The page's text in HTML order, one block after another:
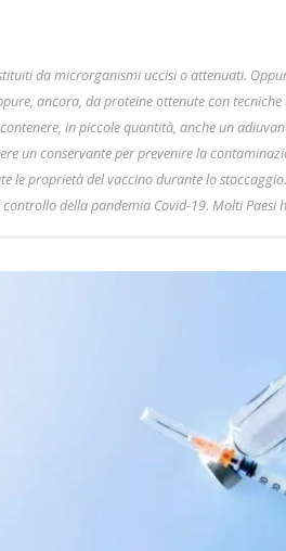
da microrganismi uccisi o attenuati.
ancora, da proteine ottenute con
in piccole quantità, anche un
un conservante per prevenire la
le proprietà del vaccino durante lo
della pandemia Covid-19. Molti Paesi